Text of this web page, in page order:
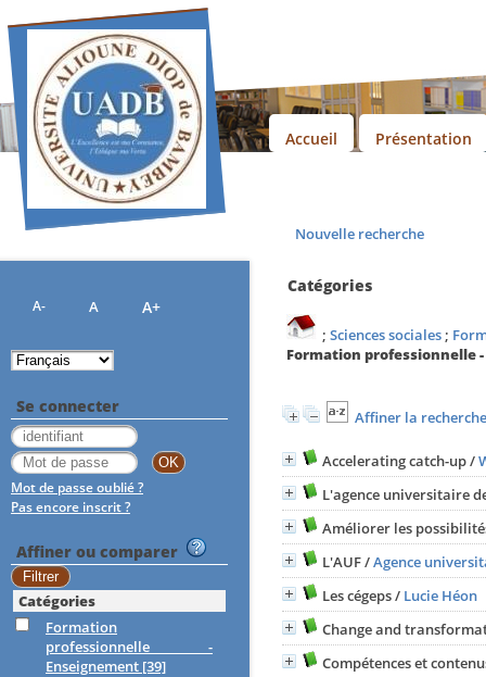
Nouvelle recherche
Catégories
; Sciences sociales ;
Formation professionnelle
Affiner la recherche
Accelerating catch-up/
L'agence universitaire
Améliorer les
L'AUF/Agence
Les cégeps/ Lucie Héon
Change and
Compétences et
Accueil Présentation
A- A A+
Se connecter
Mot de passe oublié ?
Pas encore inscrit ?
Affiner ou comparer
Catégories
Formation
professionnelle -
Enseignement [39]